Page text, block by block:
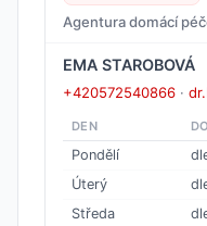
Agentura domácí
EMA STAROBOVÁ
+420572540866 ·
DEN
Pondělí
Úterý
Středa